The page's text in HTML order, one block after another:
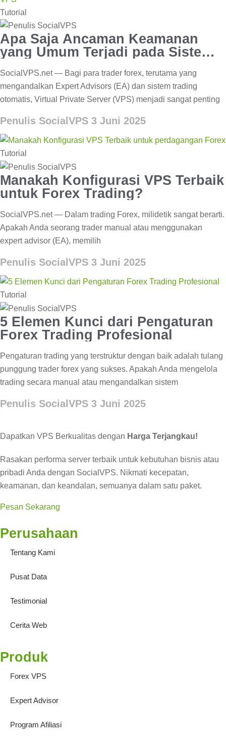
Tutorial
Apa Saja Ancaman Keamanan
yang Umum Terjadi pada Sistem
SocialVPS.net — Bagi para trader forex, terutama yang
mengandalkan Expert Advisors (EA) dan sistem trading
otomatis, Virtual Private Server (VPS) menjadi sangat penting
Penulis SocialVPS 3 Juni 2025
Tutorial
Manakah Konfigurasi VPS Terbaik
untuk Forex Trading?
SocialVPS.net — Dalam trading Forex, milidetik sangat berarti.
Apakah Anda seorang trader manual atau menggunakan
expert advisor (EA), memilih
Penulis SocialVPS 3 Juni 2025
Tutorial
5 Elemen Kunci dari Pengaturan
Forex Trading Profesional
Pengaturan trading yang terstruktur dengan baik adalah tulang
punggung trader forex yang sukses. Apakah Anda mengelola
trading secara manual atau mengandalkan sistem
Penulis SocialVPS 3 Juni 2025
Dapatkan VPS Berkualitas dengan Harga Terjangkau!
Rasakan performa server terbaik untuk kebutuhan bisnis atau
pribadi Anda dengan SocialVPS. Nikmati kecepatan,
keamanan, dan keandalan, semuanya dalam satu paket.
Pesan Sekarang
Perusahaan
Tentang Kami
Pusat Data
Testimonial
Cerita Web
Produk
Forex VPS
Expert Advisor
Program Afiliasi